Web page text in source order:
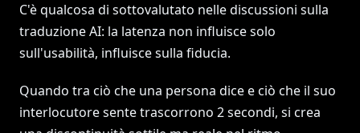
C'è qualcosa di sottovalutato nelle discussioni sulla
traduzione AI: la latenza non influisce solo
sull'usabilità, influisce sulla fiducia.
Quando tra ciò che una persona dice e ciò che il suo
interlocutore sente trascorrono 2 secondi, si crea